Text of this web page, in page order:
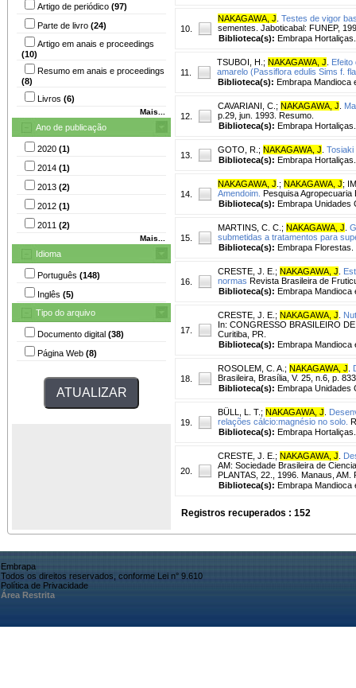
Artigo de periódico (97)
Parte de livro (24)
Artigo em anais e proceedings
(10)
Resumo em anais e proceedings
(8)
Livros (6)
Mais...
Ano de publicação
2020 (1)
2014 (1)
2013 (2)
2012 (1)
2011 (2)
Mais...
Idioma
Português (148)
Inglês (5)
Tipo do arquivo
Documento digital (38)
Página Web (8)
10.
NAKAGAWA, J Testes de vigor
sementes. Jaboticabal: FUNEP,
Biblioteca(s): Embrapa Hortaliças.
11.
TSUBOI, H. ; NAKAGAWA, J
Efeito
amarelo (Passiflora edulis Sims f.
Biblioteca(s): Embrapa Mandioca
12.
CAVARIANI, C. ; NAKAGAWA, J
p.29, jun. 1993. Resumo.
Biblioteca(s): Embrapa Hortaliças.
13.
GOTO, R. ; NAKAGAWA, J Tosiaki
Biblioteca(s): Embrapa Hortaliças.
14.
NAKAGAWA, J ; NAKAGAWA, J;
Amendoim. Pesquisa Agropecuaria
Biblioteca(s): Embrapa Unidades
15.
MARTINS, C. C. ; NAKAGAWA, J
submetidas a tratamentos para
Biblioteca(s): Embrapa Florestas.
16.
CRESTE, J. E. ; NAKAGAWA, J
normas Revista Brasileira de
Biblioteca(s): Embrapa Mandioca
17.
CRESTE, J. E. ; NAKAGAWA, J
In: CONGRESSO BRASILEIRO
Curitiba, PR.
Biblioteca(s): Embrapa Mandioca
18.
ROSOLEM, C. A. ; NAKAGAWA, J
Brasileira, Brasília, V. 25, n.6, p.
Biblioteca(s): Embrapa Unidades
19.
BÜLL, L. T. ; NAKAGAWA, J
relações cálcio:magnésio no solo.
Biblioteca(s): Embrapa Hortaliças.
20.
CRESTE, J. E. ; NAKAGAWA, J
AM: Sociedade Brasileira de
PLANTAS, 22., 1996. Manaus,
Biblioteca(s): Embrapa Mandioca
Registros recuperados : 152
Embrapa
Todos os direitos reservados, conforme Lei n° 9.610
Política de Privacidade
Área Restrita